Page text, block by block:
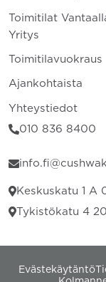
Toimitilat
Yritys
Toimitilavuokraus
Ajankohtaista
Yhteystiedot
010 836 8400
Keskuskatu 1 A
Tykistökatu 4
Evästekäytäntö